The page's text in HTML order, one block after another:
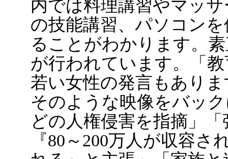
内では料理講習やマッ
の技能講習、パソコン
ることがわかります。
が行われています。「
若い女性の発言もあり
そのような映像をバッ
どの人権侵害を指摘」
『80～200万人が収容